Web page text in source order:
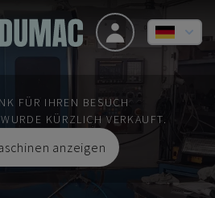
FÜR IHREN BESUCH
KÜRZLICH VERKAUFT.
anzeigen